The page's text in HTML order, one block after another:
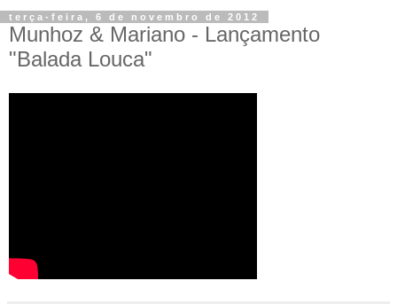
terça-feira, 6 de novembro de 2012
Munhoz & Mariano - Lançamento
"Balada Louca"